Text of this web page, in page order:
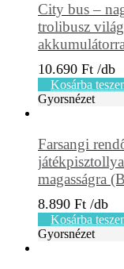
City bus –
trolibusz
10.690 Ft
Kosárba
Gyorsnézet
Farsangi
magasságra
8.890 Ft
Kosárba
Gyorsnézet